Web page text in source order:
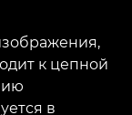
к цепной
в